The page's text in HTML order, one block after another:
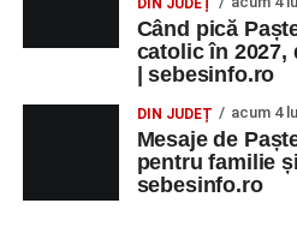
DIN JUDEȚ
Când pică
catolic în 2027,
| sebesinfo.ro
DIN JUDEȚ acum 4
Mesaje de
pentru familie
sebesinfo.ro